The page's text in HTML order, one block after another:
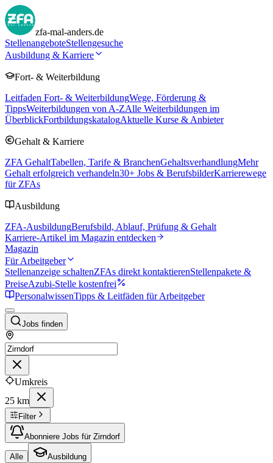
zfa-mal-anders.de
StellenangeboteStellengesuche
Ausbildung & Karriere
Fort- & Weiterbildung
Leitfaden Fort- & WeiterbildungWege, Förderung &
TippsWeiterbildungen von A-ZAlle Weiterbildungen im
ÜberblickFortbildungskatalogAktuelle Kurse & Anbieter
Gehalt & Karriere
ZFA GehaltTabellen, Tarife & BranchenGehaltsverhandlungMehr
Gehalt erfolgreich verhandeln30+ Jobs & BerufsbilderKarrierewege
für ZFAs
Ausbildung
ZFA-AusbildungBerufsbild, Ablauf, Prüfung & Gehalt
Karriere-Artikel im Magazin entdecken
Magazin
Für Arbeitgeber
Stellenanzeige schaltenZFAs direkt kontaktierenStellenpakete &
PreiseAzubi-Stelle kostenfrei
PersonalwissenTipps & Leitfäden für Arbeitgeber
Jobs finden
Umkreis
25 km
Filter
Abonniere Jobs für Zirndorf
Alle Ausbildung